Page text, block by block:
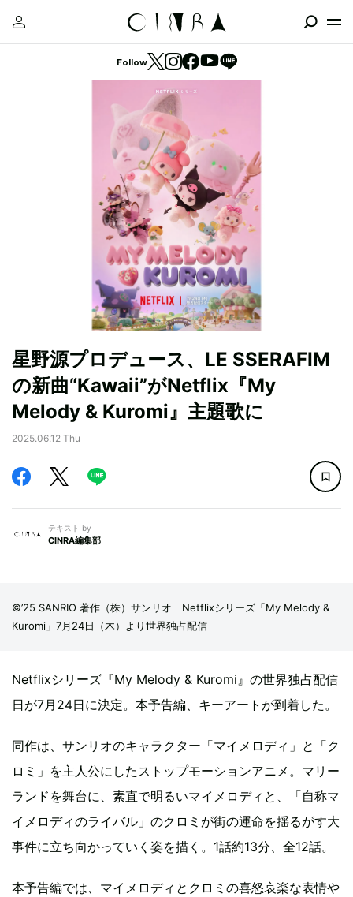
Follow
星野源プロデュース、LE SSERAFIM
の新曲“Kawaii”がNetflix『My
Melody & Kuromi』主題歌に
2025.06.12 Thu
テキスト by
CINRA編集部
©’25 SANRIO 著作（株）サンリオ Netflixシリーズ「My Melody &
Kuromi」7月24日（木）より世界独占配信
Netflixシリーズ『My Melody & Kuromi』の世界独占配信
日が7月24日に決定。本予告編、キーアートが到着した。
同作は、サンリオのキャラクター「マイメロディ」と「ク
ロミ」を主人公にしたストップモーションアニメ。マリー
ランドを舞台に、素直で明るいマイメロディと、「自称マ
イメロディのライバル」のクロミが街の運命を揺るがす大
事件に立ち向かっていく姿を描く。1話約13分、全12話。
本予告編では、マイメロディとクロミの喜怒哀楽な表情や